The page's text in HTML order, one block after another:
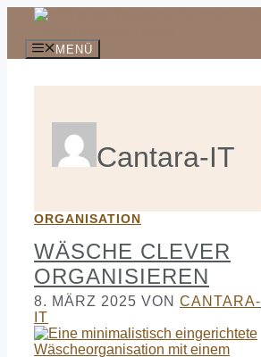
springenMENÜ
Cantara-IT
ORGANISATION
WÄSCHE CLEVER
ORGANISIEREN
8. MÄRZ 2025 VON CANTARA-
IT